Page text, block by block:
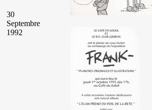
30
Septembre
1992